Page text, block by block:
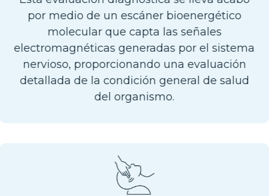
por medio de un escáner bioenergético
molecular que capta las señales
electromagnéticas generadas por el sistema
nervioso, proporcionando una evaluación
detallada de la condición general de salud
del organismo.